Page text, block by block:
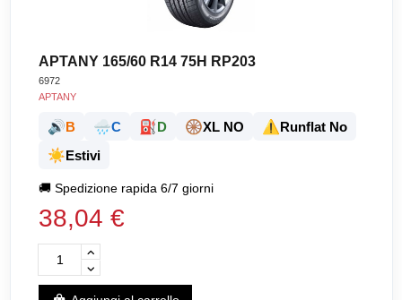
APTANY 165/60 R14 75H RP203
6972
APTANY
🔊B 🌧️C ⛽D 🛞XL NO ⚠️Runflat No
☀️Estivi
🚚Spedizione rapida 6/7 giorni
38,04 €